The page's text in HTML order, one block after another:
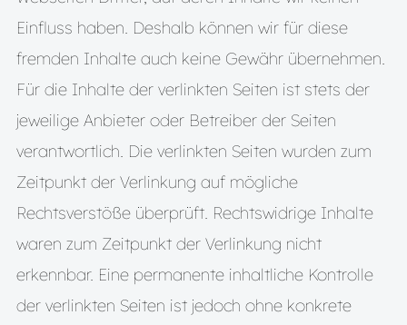
Einfluss haben. Deshalb können wir für diese
fremden Inhalte auch keine Gewähr übernehmen.
Für die Inhalte der verlinkten Seiten ist stets der
jeweilige Anbieter oder Betreiber der Seiten
verantwortlich. Die verlinkten Seiten wurden zum
Zeitpunkt der Verlinkung auf mögliche
Rechtsverstöße überprüft. Rechtswidrige Inhalte
waren zum Zeitpunkt der Verlinkung nicht
erkennbar. Eine permanente inhaltliche Kontrolle
der verlinkten Seiten ist jedoch ohne konkrete